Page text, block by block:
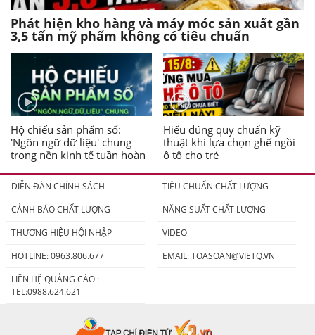
Phát hiện kho hàng và máy móc sản xuất gần
3,5 tấn mỹ phẩm không có tiêu chuẩn
Hộ chiếu sản phẩm số:
'Ngôn ngữ dữ liệu' chung
trong nền kinh tế tuần hoàn
Hiểu đúng quy chuẩn kỹ
thuật khi lựa chọn ghế ngồi
ô tô cho trẻ
DIỄN ĐÀN CHÍNH SÁCH
TIÊU CHUẨN CHẤT LƯỢNG
CẢNH BÁO CHẤT LƯỢNG
NĂNG SUẤT CHẤT LƯỢNG
THƯƠNG HIỆU HỘI NHẬP
VIDEO
HOTLINE: 0963.806.677
EMAIL:TOASOAN@VIETQ.VN
LIÊN HỆ QUẢNG CÁO :
TEL:0988.624.621